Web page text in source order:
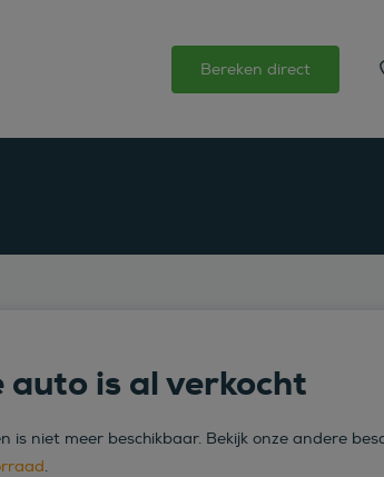
Bereken direct
auto is al verkocht
is niet meer beschikbaar. Bekijk onze andere
.